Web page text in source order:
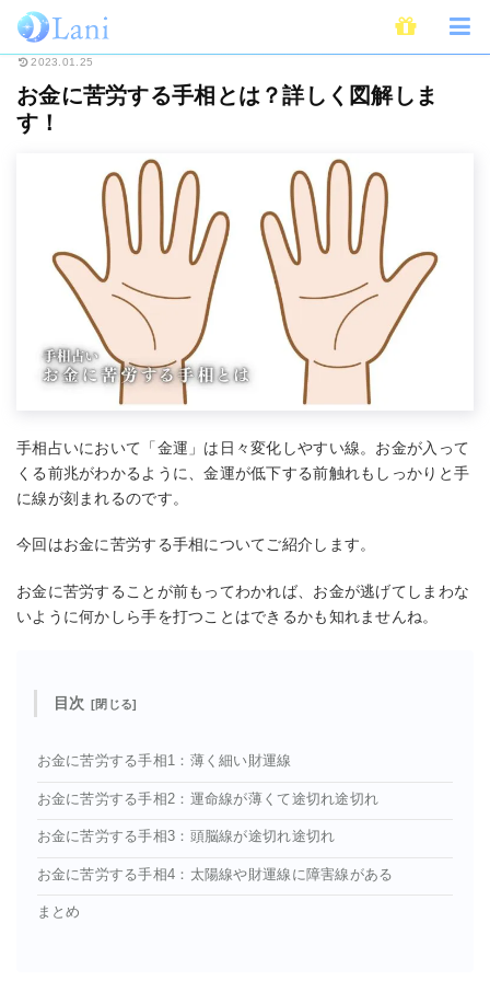
ホーム 占い お金に苦労する手相とは？詳しく図解します！
2023.01.25
お金に苦労する手相とは？詳しく図解しま
す！
手相占いにおいて「金運」は日々変化しやすい線。お金が入って
くる前兆がわかるように、金運が低下する前触れもしっかりと手
に線が刻まれるのです。
今回はお金に苦労する手相についてご紹介します。
お金に苦労することが前もってわかれば、お金が逃げてしまわな
いように何かしら手を打つことはできるかも知れませんね。
目次
お金に苦労する手相1：薄く細い財運線
お金に苦労する手相2：運命線が薄くて途切れ途切れ
お金に苦労する手相3：頭脳線が途切れ途切れ
お金に苦労する手相4：太陽線や財運線に障害線がある
まとめ